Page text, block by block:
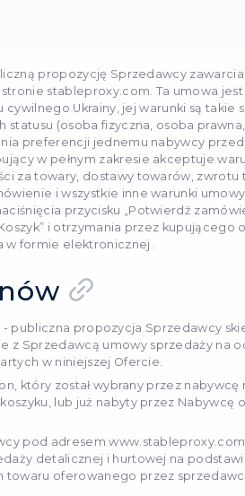
stanowi oficjalną i publiczną
prezentowanego na stronie
z art. 633 Kodeksu
niezależnie od ich
indywidualny) bez dawania
niniejszej umowy kupujący
zamówień, płatności za
za niesumienne
zawartą w momencie
zamówienia w sekcji
zamówienia w
terminów
(dalej jako "Oferta") -